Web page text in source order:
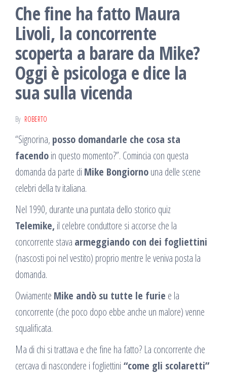
Che fine ha fatto Maura
Livoli, la concorrente
scoperta a barare da Mike?
Oggi è psicologa e dice la
sua sulla vicenda
By ROBERTO
“Signorina, posso domandarle che cosa sta
facendoin questo momento?”. Comincia con questa
domanda da parte di Mike Bongiornouna delle scene
celebri della tv italiana.
Nel 1990, durante una puntata dello storico quiz
Telemike, il celebre conduttore si accorse che la
concorrente stava armeggiando con dei fogliettini
(nascosti poi nel vestito) proprio mentre le veniva posta la
domanda.
Ovviamente Mike andò su tutte le furie e la
concorrente (che poco dopo ebbe anche un malore) venne
squalificata.
Ma di chi si trattava e che fine ha fatto? La concorrente che
cercava di nascondere i fogliettini “come gli scolaretti”